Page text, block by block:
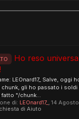
Ho reso
LEOnard17_ Salve, oggi
chunk, gli ho passato i soldi
fatto "/chunk...
di: LEOnard17_ , 14
di Aiuto